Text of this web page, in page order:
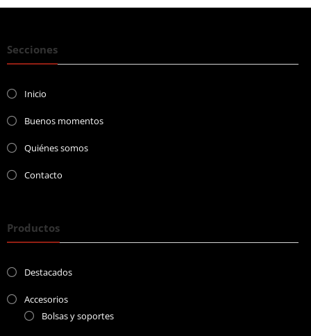
Secciones
Inicio
Buenos momentos
Quiénes somos
Contacto
Productos
Destacados
Accesorios
Bolsas y soportes